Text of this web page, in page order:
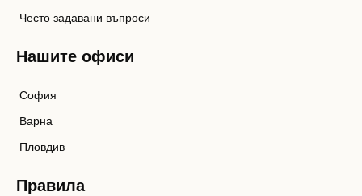
Често задавани въпроси
Нашите офиси
София
Варна
Пловдив
Правила